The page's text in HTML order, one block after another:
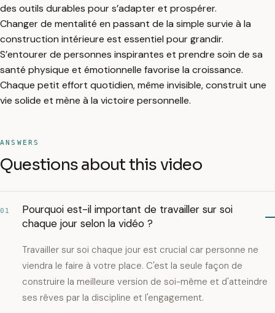
des outils durables pour s’adapter et prospérer.
Changer de mentalité en passant de la simple survie à la
construction intérieure est essentiel pour grandir.
S’entourer de personnes inspirantes et prendre soin de sa
santé physique et émotionnelle favorise la croissance.
Chaque petit effort quotidien, même invisible, construit une
vie solide et mène à la victoire personnelle.
ANSWERS
Questions about this video
01
Pourquoi est-il important de travailler sur soi
chaque jour selon la vidéo ?
Travailler sur soi chaque jour est crucial car personne ne
viendra le faire à votre place. C'est la seule façon de
construire la meilleure version de soi-même et d'atteindre
ses rêves par la discipline et l'engagement.